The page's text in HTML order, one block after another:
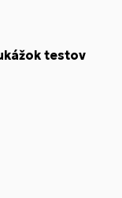
testov